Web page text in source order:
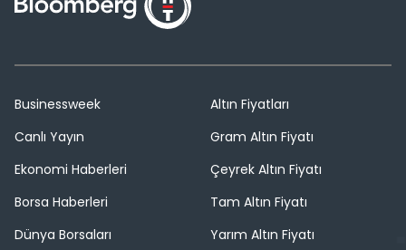
Businessweek
Canlı Yayın
Ekonomi Haberleri
Borsa Haberleri
Dünya Borsaları
Altın Fiyatları
Gram Altın Fiyatı
Çeyrek Altın Fiyatı
Tam Altın Fiyatı
Yarım Altın Fiyatı